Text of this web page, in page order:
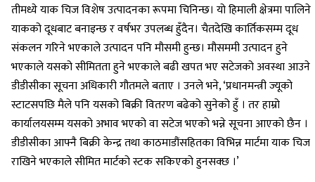
तीमध्ये याक चिज विशेष उत्पादनका रूपमा चिनिन्छ। यो हिमाली क्षेत्रमा पालिने
याकको दूधबाट बनाइन्छ र वर्षभर उपलब्ध हुँदैन। चैतदेखि कार्तिकसम्म दूध
संकलन गरिने भएकाले उत्पादन पनि मौसमी हुन्छ। मौसममी उत्पादन हुने
भएकाले यसको सीमितता हुने भएकाले बढी खपत भए सटेजको अवस्था आउने
डीडीसीका सूचना अधिकारी गौतमले बताए । उनले भने, ‘प्रधानमन्त्री ज्यूको
स्टाटसपछि मैले पनि यसको बिक्री वितरण बढेको सुनेको हुँ । तर हाम्रो
कार्यालयसम्म यसको अभाव भएको वा सटेज भएको भन्ने सूचना आएको छैन ।
डीडीसीका आफ्नै बिक्री केन्द्र तथा काठमाडौंसहितका विभिन्न मार्टमा याक चिज
राखिने भएकाले सीमित मार्टको स्टक सकिएको हुनसक्छ ।’